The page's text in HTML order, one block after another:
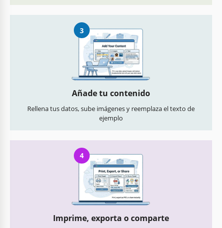
3
Añade tu contenido
Rellena tus datos, sube imágenes y reemplaza el texto de
ejemplo
4
Imprime, exporta o comparte